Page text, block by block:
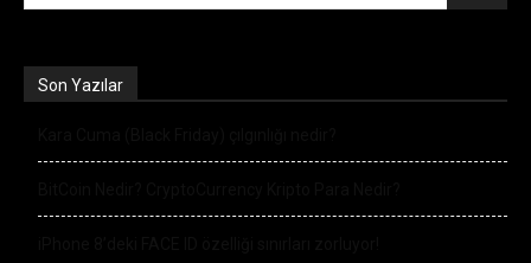
Son Yazılar